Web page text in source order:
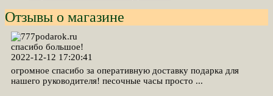
Отзывы о магазине
cпасибо большое!
2022-12-12 17:20:41
огромное спасибо за оперативную доставку подарка для
нашего руководителя! песочные часы просто ...